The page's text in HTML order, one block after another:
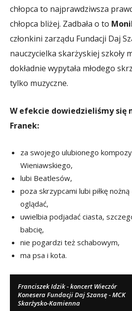
chłopca to najprawdziwsza
chłopca bliżej. Zadbała o to
członkini zarządu Fundacji Daj
nauczycielka skarżyskiej szkoły
dokładnie wypytała młodego
tylko muzyczne.
W efekcie dowiedzieliśmy się
Franek:
za swojego ulubionego
Wieniawskiego,
lubi Beatlesów,
poza skrzypcami lubi piłkę
oglądać,
uwielbia podjadać ciasta,
babcię,
nie pogardzi też schabowym,
ma psa i kota.
Franciszek Idzik - koncert Wieczór
Konesera Fundacji Daj Szansę - MCK
Skarżysko-Kamienna